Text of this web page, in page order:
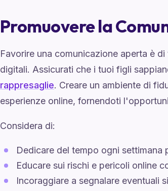
Promuovere la
Favorire una comunicazione aperta è
digitali. Assicurati che i tuoi figli
rappresaglie. Creare un ambiente di
esperienze online, fornendoti
Considera di:
Dedicare del tempo ogni settimana
Educare sui rischi e pericoli online
Incoraggiare a segnalare eventuali